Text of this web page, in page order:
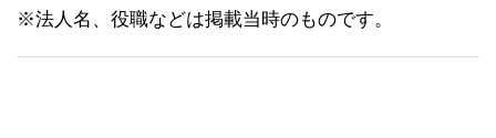
※法人名、役職などは掲載当時のものです。